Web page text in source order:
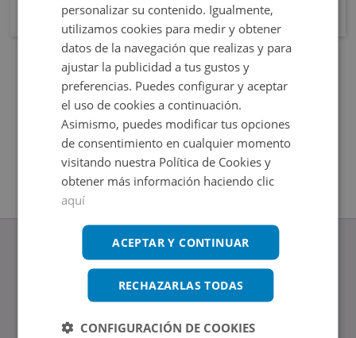
www.altamirainmuebles.com
Edificio Skylight
Avenida de Manoteras 14-16, 28050, Madrid
personalizar su contenido. Igualmente,
utilizamos cookies para medir y obtener
datos de la navegación que realizas y para
ajustar la publicidad a tus gustos y
preferencias. Puedes configurar y aceptar
el uso de cookies a continuación.
Asimismo, puedes modificar tus opciones
de consentimiento en cualquier momento
visitando nuestra Política de Cookies y
obtener más información haciendo clic
aquí
ACEPTAR Y CONTINUAR
RECHAZARLAS TODAS
CONFIGURACIÓN DE COOKIES